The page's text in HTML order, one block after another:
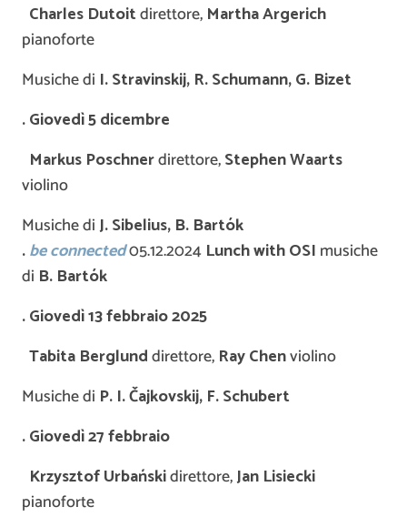
Charles Dutoitdirettore, Martha Argerich
pianoforte
Musiche di I. Stravinskij, R. Schumann, G. Bizet
. Giovedì 5 dicembre
Markus Poschnerdirettore,Stephen Waarts
violino
Musiche diJ. Sibelius, B. Bartók
.be connected05.12.2024 Lunch with OSI musiche
di B. Bartók
. Giovedì 13 febbraio 2025
Tabita Berglunddirettore, Ray Chenviolino
Musiche di P. I.Čajkovskij, F. Schubert
. Giovedì 27 febbraio
Krzysztof Urbańskidirettore,Jan Lisiecki
pianoforte